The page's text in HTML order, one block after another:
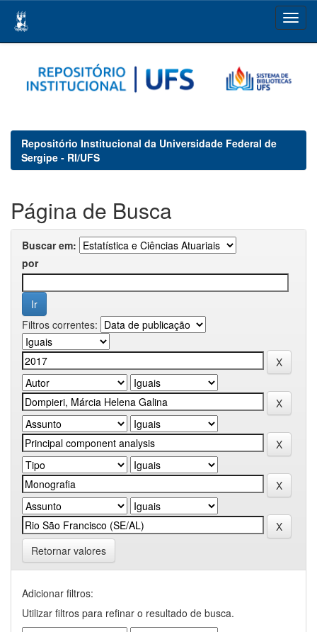
navigation
Repositório Institucional da Universidade Federal de
Sergipe - RI/UFS
Página de Busca
Buscar em:
por
Filtros correntes:
Retornar valores
Adicionar filtros:
Utilizar filtros para refinar o resultado de busca.